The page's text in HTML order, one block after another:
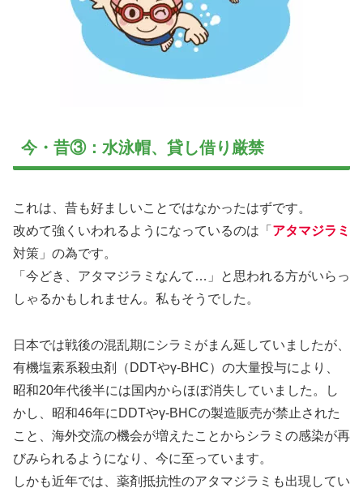
今・昔③：水泳帽、貸し借り厳禁
これは、昔も好ましいことではなかったはずです。
改めて強くいわれるようになっているのは「 アタマジラミ
対策」の為です。
「今どき、アタマジラミなんて…」と思われる方がいらっ
しゃるかもしれません。私もそうでした。
日本では戦後の混乱期にシラミがまん延していましたが、
有機塩素系殺虫剤（DDTやγ-BHC）の大量投与により、
昭和20年代後半には国内からほぼ消失していました。し
かし、昭和46年にDDTやγ-BHCの製造販売が禁止された
こと、海外交流の機会が増えたことからシラミの感染が再
びみられるようになり、今に至っています。
しかも近年では、薬剤抵抗性のアタマジラミも出現してい